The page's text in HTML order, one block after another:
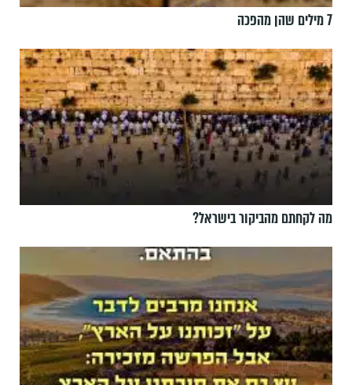
7 מילים שהן מהפכה
מה לקחתם מהביקור בישראל?